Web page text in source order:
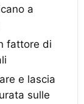
a
fattore di
e lascia
sulle